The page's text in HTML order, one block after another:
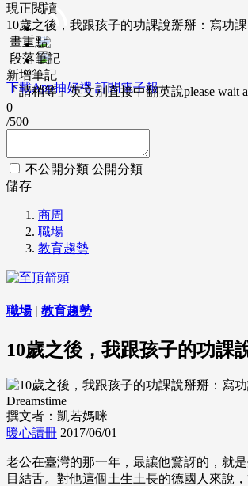
下載App抽好禮 訂閱電子報
現正閱讀
10歲之後，我跟孩子的功課說掰掰：寫功
畫重點
段落筆記
新增筆記
「請稍等」英文別直接中翻英說please wait
0
/500
不公開分類 公開分類
儲存
商周
職場
教育趨勢
職場| 教育趨勢
10歲之後，我跟孩子的功課
Dreamstime
撰文者：凱若媽咪
暖心讀冊 2017/06/01
老公在臺灣的那一年，最讓他驚訝的，就
目結舌。對他這個土生土長的德國人來說，